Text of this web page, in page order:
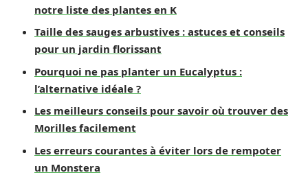
notre liste des plantes en K
Taille des sauges arbustives : astuces et conseils
pour un jardin florissant
Pourquoi ne pas planter un Eucalyptus :
l’alternative idéale ?
Les meilleurs conseils pour savoir où trouver des
Morilles facilement
Les erreurs courantes à éviter lors de rempoter
un Monstera